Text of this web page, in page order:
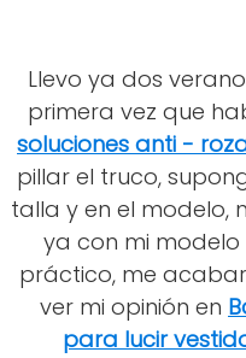
Llevo ya dos
primera vez que
soluciones anti -
pillar el truco,
talla y en el modelo,
ya con mi
práctico, me
ver mi opinión en
para lucir